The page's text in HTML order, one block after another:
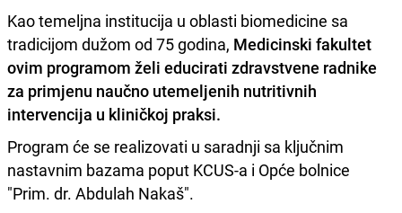
Kao temeljna institucija u oblasti biomedicine sa
tradicijom dužom od 75 godina, Medicinski fakultet
ovim programom želi educirati zdravstvene radnike
za primjenu naučno utemeljenih nutritivnih
intervencija u kliničkoj praksi.
Program će se realizovati u saradnji sa ključnim
nastavnim bazama poput KCUS-a i Opće bolnice
"Prim. dr. Abdulah Nakaš".